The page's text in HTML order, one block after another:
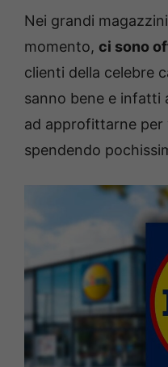
Nei grandi
momento, ci sono
clienti della celebre
sanno bene e infatti
ad approfittarne
spendendo